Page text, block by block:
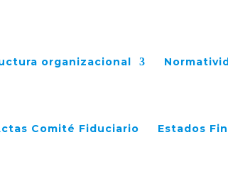
organizacional
Comité Fiduciario Estados